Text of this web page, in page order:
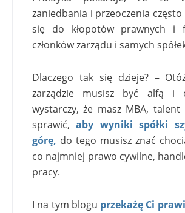
zaniedbania i przeoczenia często
się do kłopotów prawnych i
członków zarządu i samych
Dlaczego tak się dzieje? –
zarządzie musisz być alfą i
wystarczy, że masz MBA,
sprawić,aby wyniki spółki
górę, do tego musisz znać
co najmniej prawo cywilne,
pracy.
I na tym blogu przekażę Ci